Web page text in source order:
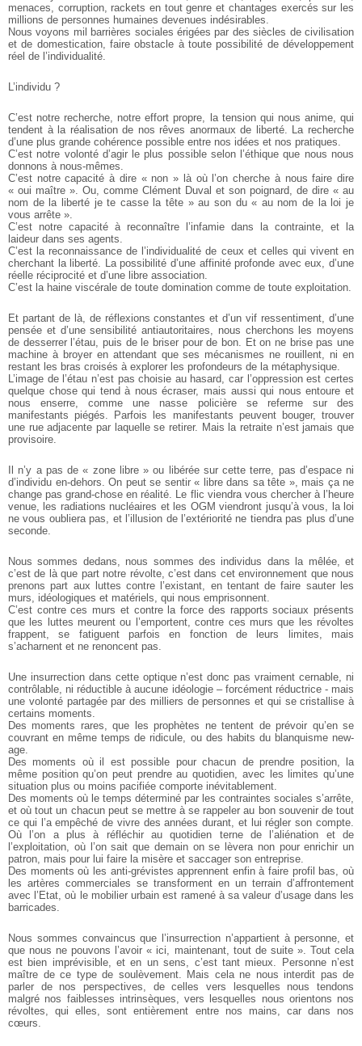
menaces, corruption, rackets en tout genre et chantages exercés sur les
millions de personnes humaines devenues indésirables.
Nous voyons mil barrières sociales érigées par des siècles de civilisation
et de domestication, faire obstacle à toute possibilité de développement
réel de l’individualité.
L’individu ?
C’est notre recherche, notre effort propre, la tension qui nous anime, qui
tendent à la réalisation de nos rêves anormaux de liberté. La recherche
d’une plus grande cohérence possible entre nos idées et nos pratiques.
C’est notre volonté d’agir le plus possible selon l’éthique que nous nous
donnons à nous-mêmes.
C’est notre capacité à dire « non » là où l’on cherche à nous faire dire
« oui maître ». Ou, comme Clément Duval et son poignard, de dire « au
nom de la liberté je te casse la tête » au son du « au nom de la loi je
vous arrête ».
C’est notre capacité à reconnaître l’infamie dans la contrainte, et la
laideur dans ses agents.
C’est la reconnaissance de l’individualité de ceux et celles qui vivent en
cherchant la liberté. La possibilité d’une affinité profonde avec eux, d’une
réelle réciprocité et d’une libre association.
C’est la haine viscérale de toute domination comme de toute exploitation.
Et partant de là, de réflexions constantes et d’un vif ressentiment, d’une
pensée et d’une sensibilité antiautoritaires, nous cherchons les moyens
de desserrer l’étau, puis de le briser pour de bon. Et on ne brise pas une
machine à broyer en attendant que ses mécanismes ne rouillent, ni en
restant les bras croisés à explorer les profondeurs de la métaphysique.
L’image de l’étau n’est pas choisie au hasard, car l’oppression est certes
quelque chose qui tend à nous écraser, mais aussi qui nous entoure et
nous enserre, comme une nasse policière se referme sur des
manifestants piégés. Parfois les manifestants peuvent bouger, trouver
une rue adjacente par laquelle se retirer. Mais la retraite n’est jamais que
provisoire.
Il n’y a pas de « zone libre » ou libérée sur cette terre, pas d’espace ni
d’individu en-dehors. On peut se sentir « libre dans sa tête », mais ça ne
change pas grand-chose en réalité. Le flic viendra vous chercher à l’heure
venue, les radiations nucléaires et les OGM viendront jusqu’à vous, la loi
ne vous oubliera pas, et l’illusion de l’extériorité ne tiendra pas plus d’une
seconde.
Nous sommes dedans, nous sommes des individus dans la mêlée, et
c’est de là que part notre révolte, c’est dans cet environnement que nous
prenons part aux luttes contre l’existant, en tentant de faire sauter les
murs, idéologiques et matériels, qui nous emprisonnent.
C’est contre ces murs et contre la force des rapports sociaux présents
que les luttes meurent ou l’emportent, contre ces murs que les révoltes
frappent, se fatiguent parfois en fonction de leurs limites, mais
s’acharnent et ne renoncent pas.
Une insurrection dans cette optique n’est donc pas vraiment cernable, ni
contrôlable, ni réductible à aucune idéologie – forcément réductrice - mais
une volonté partagée par des milliers de personnes et qui se cristallise à
certains moments.
Des moments rares, que les prophètes ne tentent de prévoir qu’en se
couvrant en même temps de ridicule, ou des habits du blanquisme new-
age.
Des moments où il est possible pour chacun de prendre position, la
même position qu’on peut prendre au quotidien, avec les limites qu’une
situation plus ou moins pacifiée comporte inévitablement.
Des moments où le temps déterminé par les contraintes sociales s’arrête,
et où tout un chacun peut se mettre à se rappeler au bon souvenir de tout
ce qui l’a empêché de vivre des années durant, et lui régler son compte.
Où l’on a plus à réfléchir au quotidien terne de l’aliénation et de
l’exploitation, où l’on sait que demain on se lèvera non pour enrichir un
patron, mais pour lui faire la misère et saccager son entreprise.
Des moments où les anti-grévistes apprennent enfin à faire profil bas, où
les artères commerciales se transforment en un terrain d’affrontement
avec l’Etat, où le mobilier urbain est ramené à sa valeur d’usage dans les
barricades.
Nous sommes convaincus que l’insurrection n’appartient à personne, et
que nous ne pouvons l’avoir « ici, maintenant, tout de suite ». Tout cela
est bien imprévisible, et en un sens, c’est tant mieux. Personne n’est
maître de ce type de soulèvement. Mais cela ne nous interdit pas de
parler de nos perspectives, de celles vers lesquelles nous tendons
malgré nos faiblesses intrinsèques, vers lesquelles nous orientons nos
révoltes, qui elles, sont entièrement entre nos mains, car dans nos
cœurs.